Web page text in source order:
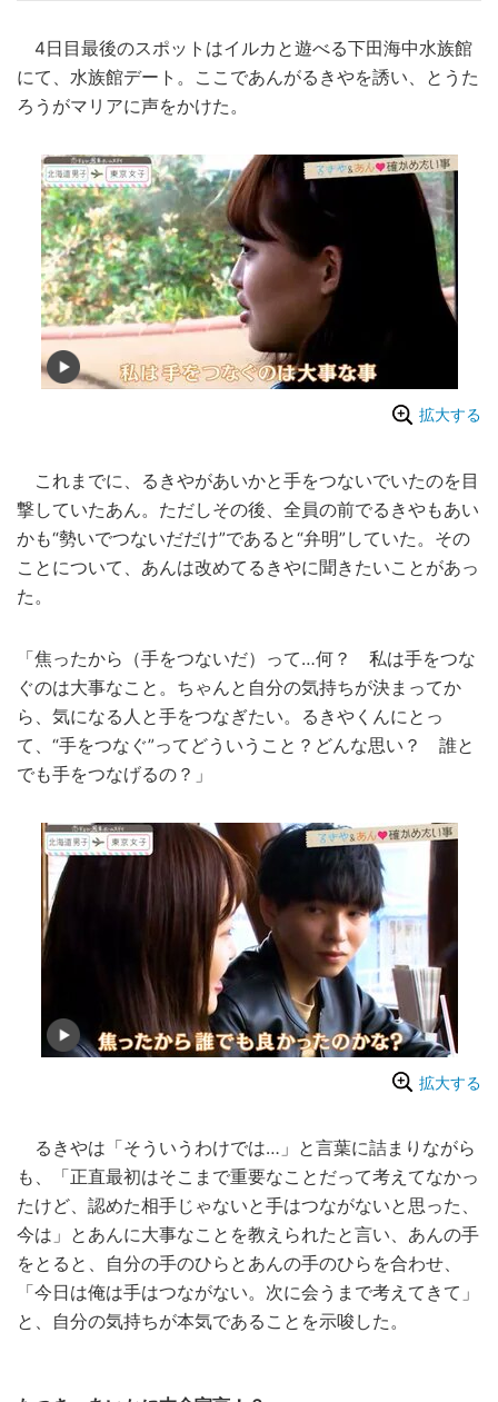
4日目最後のスポットはイルカと遊べる下田海中水族館
にて、水族館デート。ここであんがるきやを誘い、とうた
ろうがマリアに声をかけた。
拡大する
これまでに、るきやがあいかと手をつないでいたのを目
撃していたあん。ただしその後、全員の前でるきやもあい
かも“勢いでつないだだけ”であると“弁明”していた。その
ことについて、あんは改めてるきやに聞きたいことがあっ
た。
「焦ったから（手をつないだ）って…何？ 私は手をつな
ぐのは大事なこと。ちゃんと自分の気持ちが決まってか
ら、気になる人と手をつなぎたい。るきやくんにとっ
て、“手をつなぐ”ってどういうこと？どんな思い？ 誰と
でも手をつなげるの？」
拡大する
るきやは「そういうわけでは…」と言葉に詰まりながら
も、「正直最初はそこまで重要なことだって考えてなかっ
たけど、認めた相手じゃないと手はつながないと思った、
今は」とあんに大事なことを教えられたと言い、あんの手
をとると、自分の手のひらとあんの手のひらを合わせ、
「今日は俺は手はつながない。次に会うまで考えてきて」
と、自分の気持ちが本気であることを示唆した。